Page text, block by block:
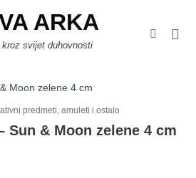
svijet duhovnosti
predmeti, amuleti i ostalo
Sun & Moon zelene 4 cm